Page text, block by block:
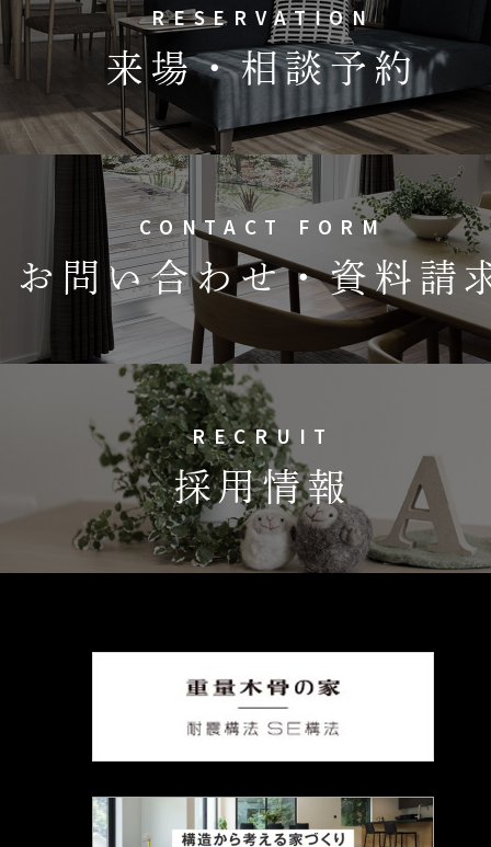
RESERVATION
来場・相談予約
CONTACT FORM
お問い合わせ・資料請
RECRUIT
採用情報